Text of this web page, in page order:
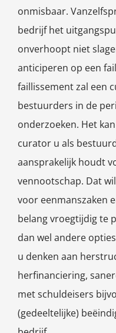
onmisbaar.
bedrijf het
onverhoopt niet
anticiperen op een
faillissement zal een
bestuurders in de
onderzoeken. Het
curator u als
aansprakelijk houdt
vennootschap. Dat
voor eenmanszaken
belang vroegtijdig te
dan wel andere
u denken aan
herfinanciering,
met schuldeisers
(gedeeltelijke)